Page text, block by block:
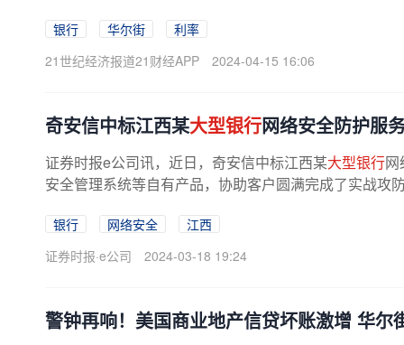
银行 华尔街
利率
21世纪经济报道21财经APP
2024-04-15 16:06
奇安信中标江西某大型银行网络安全防护服
证券时报e公司讯，近日，奇安信中标江西某大型银行网
安全管理系统等自有产品，协助客户圆满完成了实战攻
银行 网络安全
江西
证券时报·e公司
2024-03-18 19:24
警钟再响！美国商业地产信贷坏账激增 华尔